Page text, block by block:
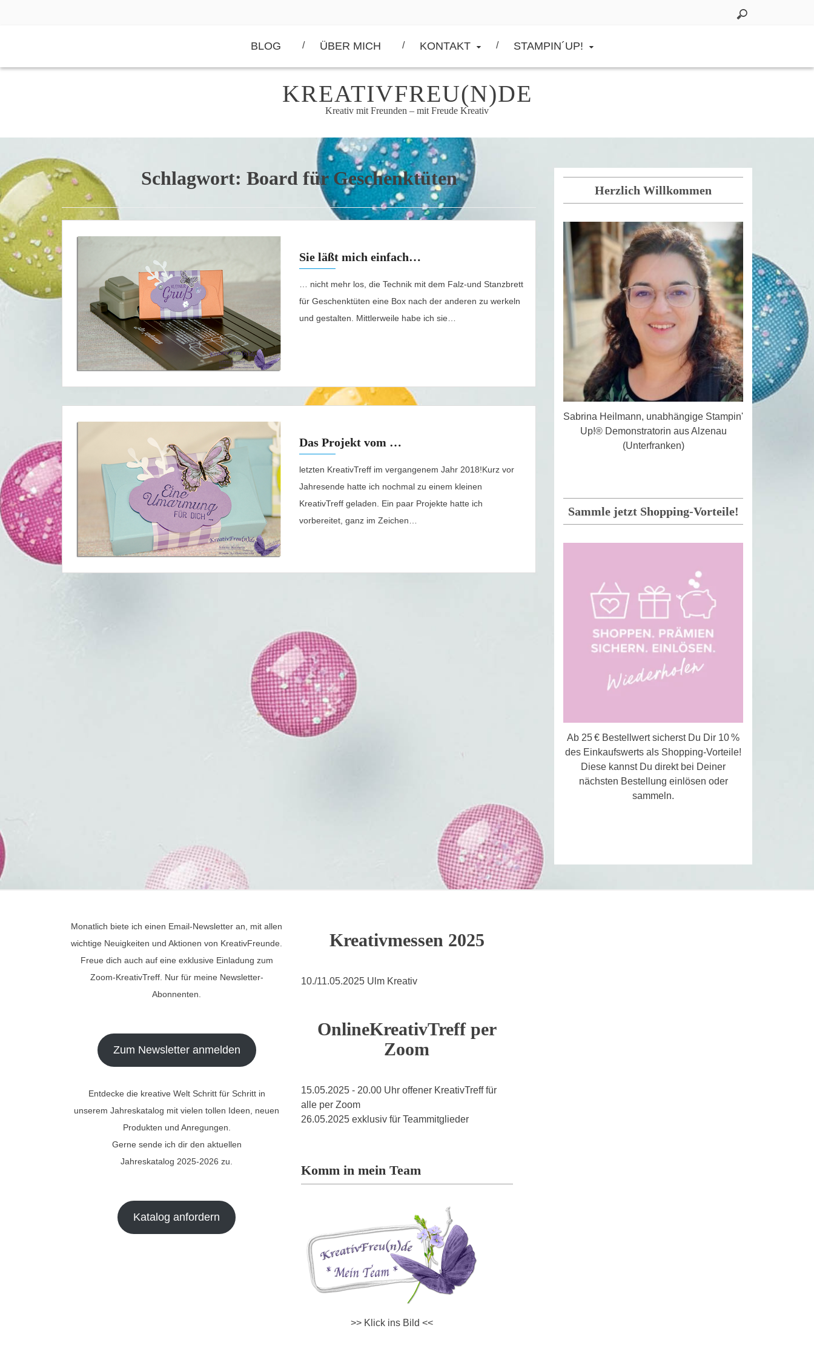
BLOG ÜBER MICH KONTAKT STAMPIN´UP!
KREATIVFREU(N)DE
Kreativ mit Freunden – mit Freude Kreativ
Schlagwort: Board für Geschenktüten
Sie läßt mich einfach…
… nicht mehr los, die Technik mit dem Falz-und Stanzbrett
für Geschenktüten eine Box nach der anderen zu werkeln
und gestalten. Mittlerweile habe ich sie…
Das Projekt vom …
letzten KreativTreff im vergangenem Jahr 2018!Kurz vor
Jahresende hatte ich nochmal zu einem kleinen
KreativTreff geladen. Ein paar Projekte hatte ich
vorbereitet, ganz im Zeichen…
Herzlich Willkommen
Sabrina Heilmann, unabhängige Stampin'
Up!® Demonstratorin aus Alzenau
(Unterfranken)
Sammle jetzt Shopping-Vorteile!
Ab 25 € Bestellwert sicherst Du Dir 10 %
des Einkaufswerts als Shopping-Vorteile!
Diese kannst Du direkt bei Deiner
nächsten Bestellung einlösen oder
sammeln.
Monatlich biete ich einen Email-Newsletter an, mit allen
wichtige Neuigkeiten und Aktionen von KreativFreunde.
Freue dich auch auf eine exklusive Einladung zum
Zoom-KreativTreff. Nur für meine Newsletter-
Abonnenten.
Zum Newsletter anmelden
Entdecke die kreative Welt Schritt für Schritt in
unserem Jahreskatalog mit vielen tollen Ideen, neuen
Produkten und Anregungen.
Gerne sende ich dir den aktuellen
Jahreskatalog 2025-2026 zu.
Katalog anfordern
Kreativmessen 2025
10./11.05.2025 Ulm Kreativ
OnlineKreativTreff per
Zoom
15.05.2025 - 20.00 Uhr offener KreativTreff für
alle per Zoom
26.05.2025 exklusiv für Teammitglieder
Komm in mein Team
>> Klick ins Bild <<